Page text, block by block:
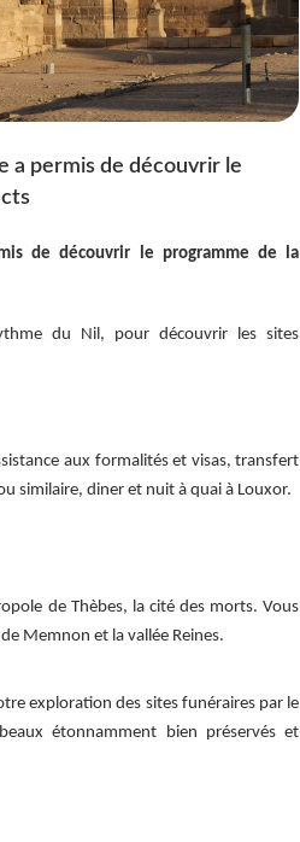
a permis de découvrir le
de découvrir le programme de la
du Nil, pour découvrir les sites
aux formalités et visas, transfert
similaire, diner et nuit à quai à Louxor.
de Thèbes, la cité des morts. Vous
Memnon et la vallée Reines.
exploration des sites funéraires par le
étonnamment bien préservés et